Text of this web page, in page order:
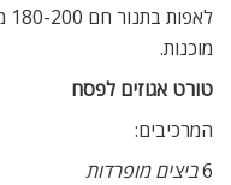
מוכנות.
טורט אגוזים לפסח
המרכיבים:
6ביצים מופרדות